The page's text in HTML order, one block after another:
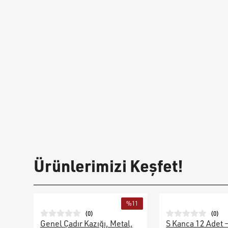
Ürünlerimizi Keşfet!
%11
(0)
Genel Çadır Kazığı, Metal,
(0)
S Kanca 12 Adet